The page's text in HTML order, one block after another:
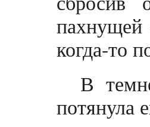
пахнущей
когда-то
В
потянула